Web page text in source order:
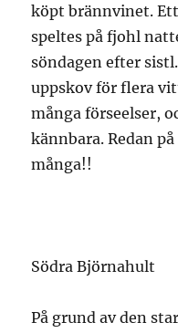
köpt brännvinet.
speltes på fjohl
söndagen efter
uppskov för flera
många förseelser,
kännbara. Redan
många!!
Södra Björnahult
På grund av den